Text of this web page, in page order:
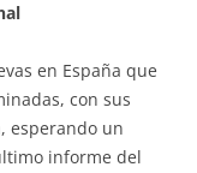
en España que
con sus
esperando un
informe del